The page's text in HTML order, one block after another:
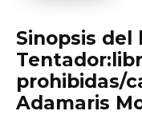
Sinopsis del
prohibidas/
Adamaris